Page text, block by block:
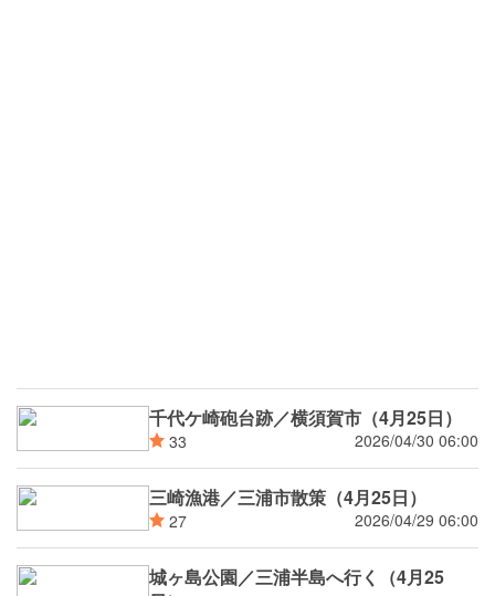
千代ケ崎砲台跡／横須賀市（4月25日）
33 2026/04/30 06:00
三崎漁港／三浦市散策（4月25日）
27 2026/04/29 06:00
城ヶ島公園／三浦半島へ行く（4月25